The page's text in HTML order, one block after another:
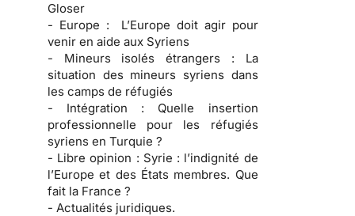
Gloser
- Europe : L’Europe doit agir pour
venir en aide aux Syriens
- Mineurs isolés étrangers : La
situation des mineurs syriens dans
les camps de réfugiés
- Intégration : Quelle insertion
professionnelle pour les réfugiés
syriens en Turquie ?
- Libre opinion : Syrie : l’indignité de
l’Europe et des États membres. Que
fait la France ?
- Actualités juridiques.